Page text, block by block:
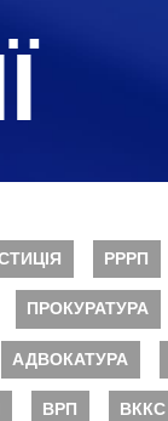
РРРП
ПРОКУРАТУРА
АДВОКАТУРА
ВРП ВККС